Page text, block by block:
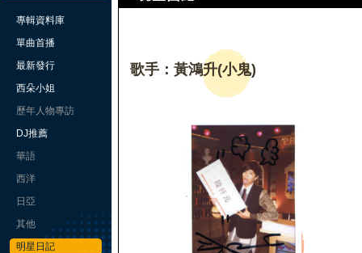
專輯資料庫
單曲首播
最新發行
西朵小姐
歷年人物專訪
DJ推薦
華語
西洋
日亞
其他
明星日記
歌手：黃鴻升(小鬼)